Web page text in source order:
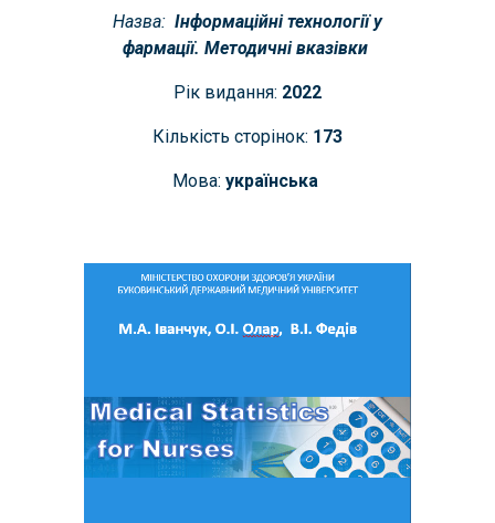
Назва: Інформаційні технології у
фармації. Методичні вказівки
Рік видання: 2022
Кількість сторінок: 173
Мова: українська